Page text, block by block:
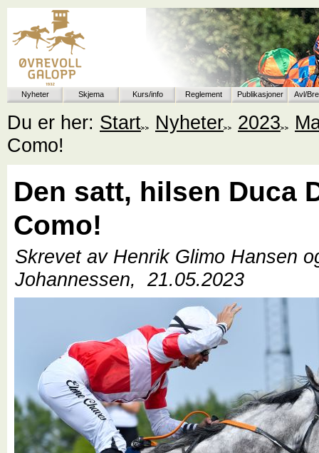
Nyheter Skjema Kurs/info Reglement Publikasjoner Avl/
Du er her: Start Nyheter 2023
Como!
Den satt, hilsen Duca
Como!
Skrevet av Henrik Glimo Hansen
Johannessen,
21.05.2023